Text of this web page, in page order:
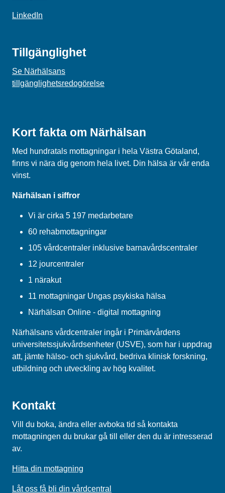
LinkedIn
Tillgänglighet
Se Närhälsans
tillgänglighetsredogörelse
Kort fakta om Närhälsan
Med hundratals mottagningar i hela Västra Götaland,
finns vi nära dig genom hela livet. Din hälsa är vår enda
vinst.
Närhälsan i siffror
Vi är cirka 5 197 medarbetare
60 rehabmottagningar
105 vårdcentraler inklusive barnavårdscentraler
12 jourcentraler
1 närakut
11 mottagningar Ungas psykiska hälsa
Närhälsan Online - digital mottagning
Närhälsans vårdcentraler ingår i Primärvårdens
universitetssjukvårdsenheter (USVE), som har i uppdrag
att, jämte hälso- och sjukvård, bedriva klinisk forskning,
utbildning och utveckling av hög kvalitet.
Kontakt
Vill du boka, ändra eller avboka tid så kontakta
mottagningen du brukar gå till eller den du är intresserad
av.
Hitta din mottagning
Låt oss få bli din vårdcentral